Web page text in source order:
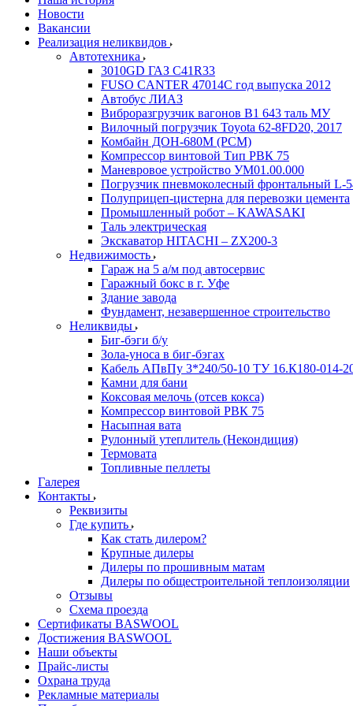
Новости
Вакансии
Реализация неликвидов
Автотехника
3010GD ГАЗ С41R33
FUSO CANTER 47014C год выпуска 2012
Автобус ЛИАЗ
Виброразгрузчик вагонов В1 643 таль МУ
Вилочный погрузчик Toyota 62-8FD20, 2017
Комбайн ДОН-680М (РСМ)
Компрессор винтовой Тип РВК 75
Маневровое устройство УМ01.00.000
Погрузчик пневмоколесный фронтальный L-
Полуприцеп-цистерна для перевозки цемента
Промышленный робот – KAWASAKI
Таль электрическая
Экскаватор HITACHI – ZX200-3
Недвижимость
Гараж на 5 а/м под автосервис
Гаражный бокс в г. Уфе
Здание завода
Фундамент, незавершенное строительство
Неликвиды
Биг-бэги б/у
Зола-уноса в биг-бэгах
Кабель АПвПу 3*240/50-10 ТУ 16.К180-014-
Камни для бани
Коксовая мелочь (отсев кокса)
Компрессор винтовой РВК 75
Насыпная вата
Рулонный утеплитель (Некондиция)
Термовата
Топливные пеллеты
Галерея
Контакты
Реквизиты
Где купить
Как стать дилером?
Крупные дилеры
Дилеры по прошивным матам
Дилеры по общестроительной теплоизоляции
Отзывы
Схема проезда
Сертификаты BASWOOL
Достижения BASWOOL
Наши объекты
Прайс-листы
Охрана труда
Рекламные материалы